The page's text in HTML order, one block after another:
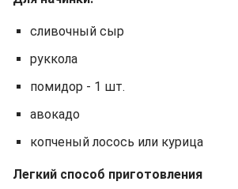
сливочный сыр
руккола
помидор - 1 шт.
авокадо
копченый лосось или курица
Легкий способ приготовления